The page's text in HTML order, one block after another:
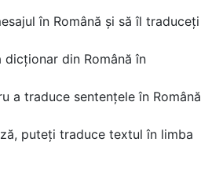
în Română și să îl traduceți
din Română în
a traduce sentențele în Română
puteți traduce textul în limba